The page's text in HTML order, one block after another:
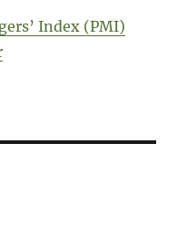
Index (PMI)